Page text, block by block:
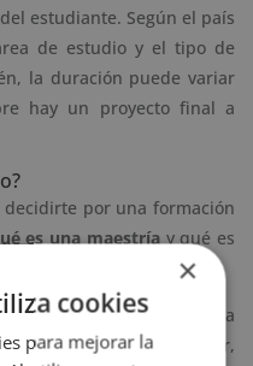
estudiante. Según el país
de estudio y el tipo de
la duración puede variar
hay un proyecto final a
por una formación
es una maestríay qué es
tus intereses.
académico que dota
más rápida. Es decir,
×
cookies
para mejorar la